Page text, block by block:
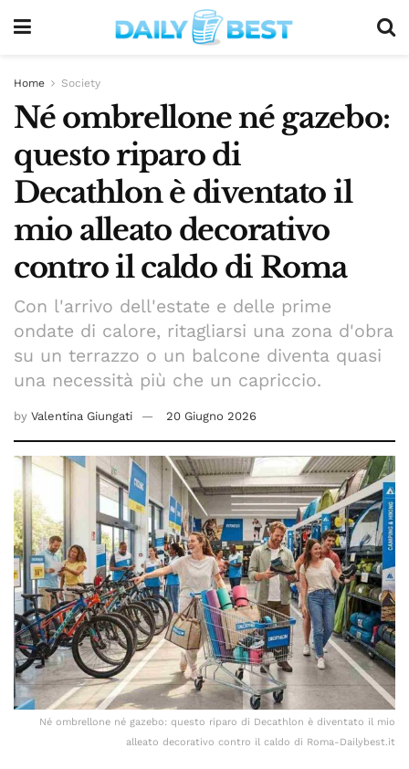
Home Society
Né ombrellone né gazebo:
questo riparo di
Decathlon è diventato il
mio alleato decorativo
contro il caldo di Roma
Con l'arrivo dell'estate e delle prime
ondate di calore, ritagliarsi una zona d'obra
su un terrazzo o un balcone diventa quasi
una necessità più che un capriccio.
by Valentina Giungati 20 Giugno 2026
Né ombrellone né gazebo: questo riparo di Decathlon è diventato il mio
alleato decorativo contro il caldo di Roma-Dailybest.it